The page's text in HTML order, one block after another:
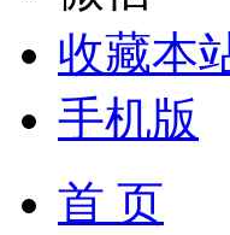
收藏本
手机版
首 页